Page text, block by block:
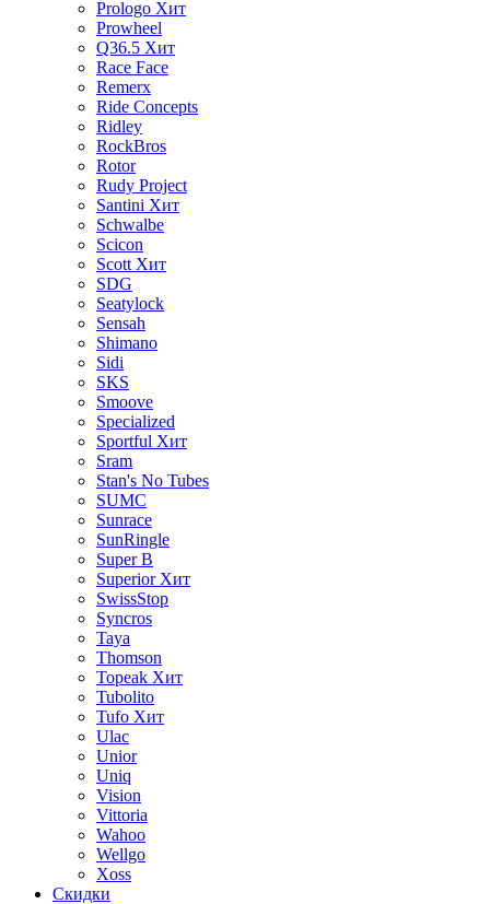
Prologo Хит
Prowheel
Q36.5 Хит
Race Face
Remerx
Ride Concepts
Ridley
RockBros
Rotor
Rudy Project
Santini Хит
Schwalbe
Scicon
Scott Хит
SDG
Seatylock
Sensah
Shimano
Sidi
SKS
Smoove
Specialized
Sportful Хит
Sram
Stan's No Tubes
SUMC
Sunrace
SunRingle
Super B
Superior Хит
SwissStop
Syncros
Taya
Thomson
Topeak Хит
Tubolito
Tufo Хит
Ulac
Unior
Uniq
Vision
Vittoria
Wahoo
Wellgo
Xoss
Скидки